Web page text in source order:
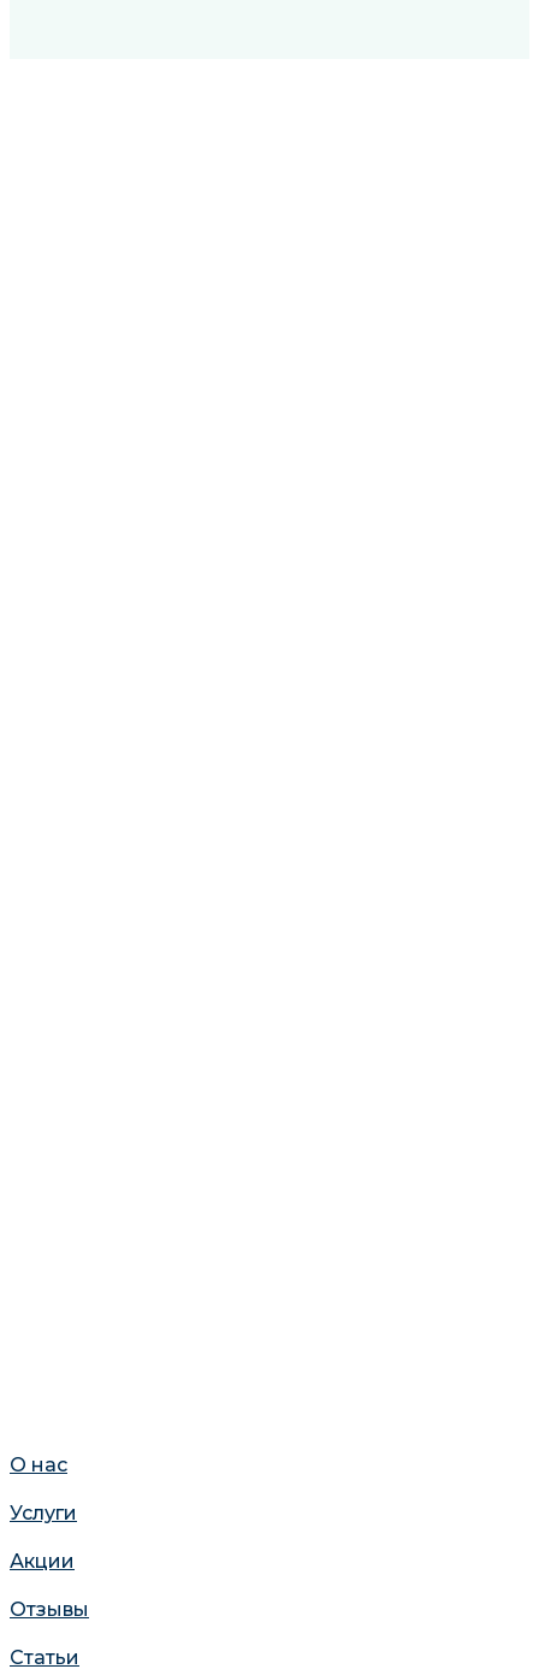
О нас
Услуги
Акции
Отзывы
Статьи